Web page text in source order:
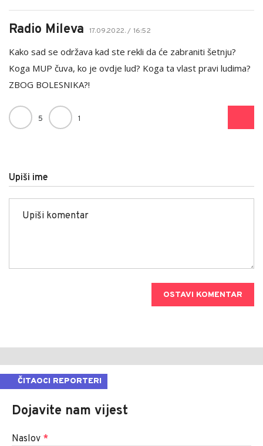
Radio Mileva 17.09.2022. / 16:52
Kako sad se održava kad ste rekli da će zabraniti šetnju?
Koga MUP čuva, ko je ovdje lud? Koga ta vlast pravi ludima?
ZBOG BOLESNIKA?!
5 1
Upiši ime
OSTAVI KOMENTAR
ČITAOCI REPORTERI
Dojavite nam vijest
Naslov *